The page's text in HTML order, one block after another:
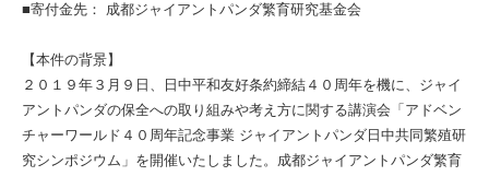
■寄付金先： 成都ジャイアントパンダ繁育研究基金会
【本件の背景】
２０１９年３月９日、日中平和友好条約締結４０周年を機に、ジャイ
アントパンダの保全への取り組みや考え方に関する講演会「アドベン
チャーワールド４０周年記念事業 ジャイアントパンダ日中共同繁殖研
究シンポジウム」を開催いたしました。成都ジャイアントパンダ繁育